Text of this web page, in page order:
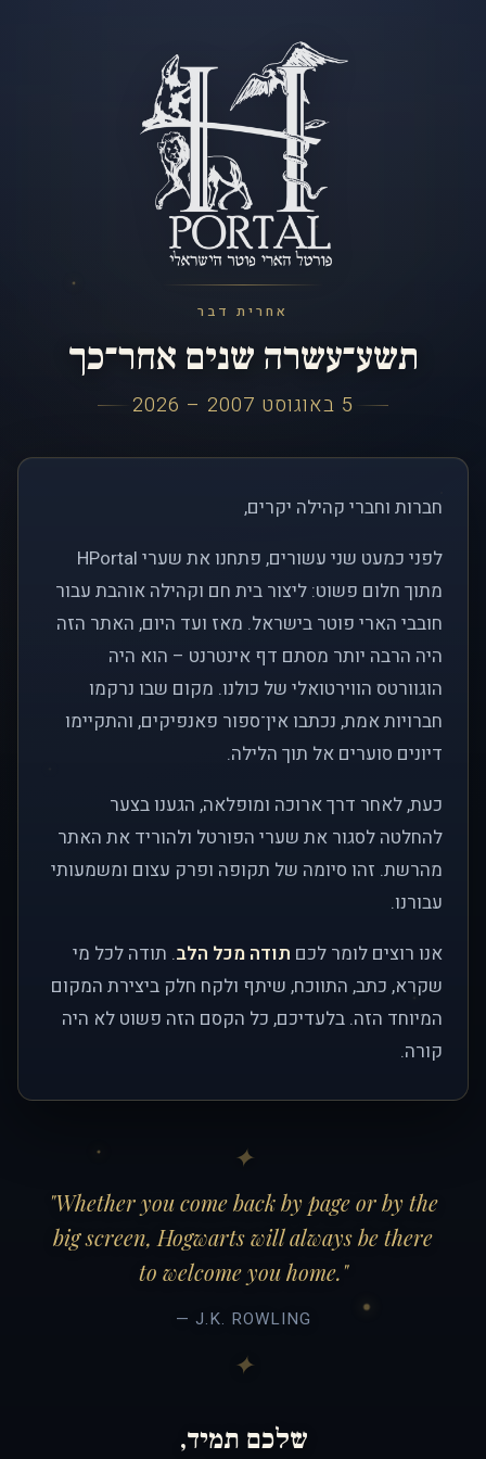
אחרית דבר
תשע־עשרה שנים אחר־כך
5 באוגוסט 2007 – 2026
חברות וחברי קהילה יקרים,
לפני כמעט שני עשורים, פתחנו את שערי HPortal
מתוך חלום פשוט: ליצור בית חם וקהילה אוהבת עבור
חובבי הארי פוטר בישראל. מאז ועד היום, האתר הזה
היה הרבה יותר מסתם דף אינטרנט – הוא היה
הוגוורטס הווירטואלי של כולנו. מקום שבו נרקמו
חברויות אמת, נכתבו אין־ספור פאנפיקים, והתקיימו
דיונים סוערים אל תוך הלילה.
כעת, לאחר דרך ארוכה ומופלאה, הגענו בצער
להחלטה לסגור את שערי הפורטל ולהוריד את האתר
מהרשת. זהו סיומה של תקופה ופרק עצום ומשמעותי
עבורנו.
אנו רוצים לומר לכם תודה מכל הלב. תודה לכל מי
שקרא, כתב, התווכח, שיתף ולקח חלק ביצירת המקום
המיוחד הזה. בלעדיכם, כל הקסם הזה פשוט לא היה
קורה.
"Whether you come back by page or by the
big screen, Hogwarts will always be there
to welcome you home."
— J.K. ROWLING
שלכם תמיד,